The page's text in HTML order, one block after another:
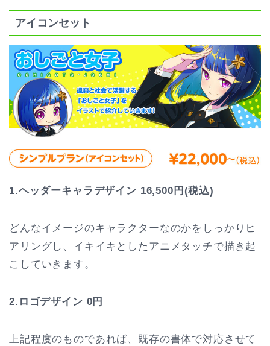
アイコンセット
1.ヘッダーキャラデザイン 16,500円(税込)
どんなイメージのキャラクターなのかをしっかりヒ
アリングし、イキイキとしたアニメタッチで描き起
こしていきます。
2.ロゴデザイン 0円
上記程度のものであれば、既存の書体で対応させて